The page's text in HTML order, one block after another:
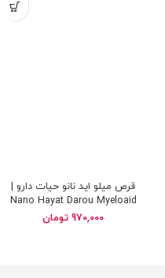
قرص میلو اید نانو حیات دارو |
Nano Hayat Darou Myeloaid
970,000 تومان